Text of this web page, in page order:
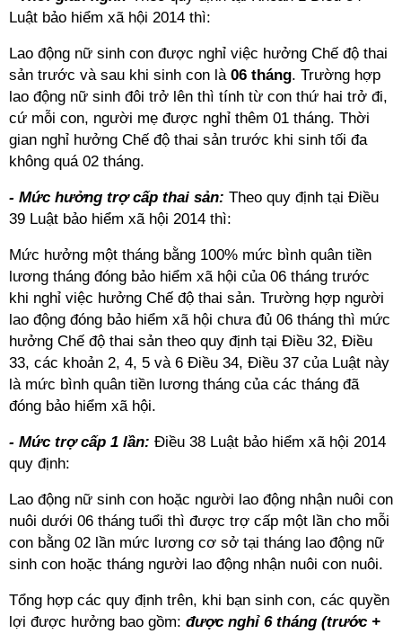
Luật bảo hiểm xã hội 2014 thì:
Lao động nữ sinh con được nghỉ việc hưởng Chế độ thai
sản trước và sau khi sinh con là 06 tháng. Trường hợp
lao động nữ sinh đôi trở lên thì tính từ con thứ hai trở đi,
cứ mỗi con, người mẹ được nghỉ thêm 01 tháng. Thời
gian nghỉ hưởng Chế độ thai sản trước khi sinh tối đa
không quá 02 tháng.
- Mức hưởng trợ cấp thai sản: Theo quy định tại Điều
39 Luật bảo hiểm xã hội 2014 thì:
Mức hưởng một tháng bằng 100% mức bình quân tiền
lương tháng đóng bảo hiểm xã hội của 06 tháng trước
khi nghỉ việc hưởng Chế độ thai sản. Trường hợp người
lao động đóng bảo hiểm xã hội chưa đủ 06 tháng thì mức
hưởng Chế độ thai sản theo quy định tại Điều 32, Điều
33, các khoản 2, 4, 5 và 6 Điều 34, Điều 37 của Luật này
là mức bình quân tiền lương tháng của các tháng đã
đóng bảo hiểm xã hội.
- Mức trợ cấp 1 lần: Điều 38 Luật bảo hiểm xã hội 2014
quy định:
Lao động nữ sinh con hoặc người lao động nhận nuôi con
nuôi dưới 06 tháng tuổi thì được trợ cấp một lần cho mỗi
con bằng 02 lần mức lương cơ sở tại tháng lao động nữ
sinh con hoặc tháng người lao động nhận nuôi con nuôi.
Tổng hợp các quy định trên, khi bạn sinh con, các quyền
lợi được hưởng bao gồm: được nghỉ 6 tháng (trước +